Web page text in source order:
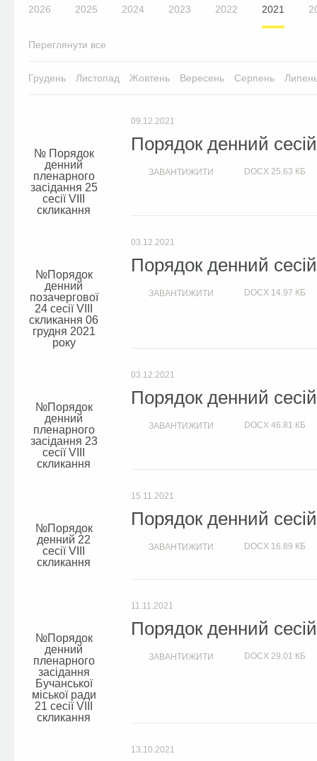
2026 2025 2024 2023 2022 2021
Переглянути все
Грудень Листопад Жовтень Вересень Серпень
Порядок
денний
пленарного
засідання 25
сесії VIIІ
скликання
09.12.2021
Порядок денний
ЗАВАНТИЖИТИ DOCX 25.63 КБ
Порядок
денний
позачергової
24 сесії VIIІ
скликання 06
грудня 2021
року
03.12.2021
Порядок денний
ЗАВАНТИЖИТИ DOCX 14.97 КБ
Порядок
денний
пленарного
засідання 23
сесії VIIІ
скликання
03.12.2021
Порядок денний
ЗАВАНТИЖИТИ DOCX 46.81 КБ
Порядок
денний 22
сесії VIIІ
скликання
15.11.2021
Порядок денний
ЗАВАНТИЖИТИ DOCX 16.89 КБ
Порядок
денний
пленарного
засідання
Бучанської
міської ради
21 сесії VIIІ
скликання
11.11.2021
Порядок денний
ЗАВАНТИЖИТИ DOCX 29.01 КБ
13.10.2021